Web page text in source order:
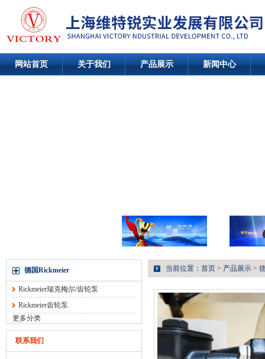
网站首页 关于我们 产品展示 新闻中心
德国Rickmeier
Rickmeier瑞克梅尔/齿轮泵
Rickmeier齿轮泵
更多分类
联系我们
当前位置： 首页 > 产品展示 >